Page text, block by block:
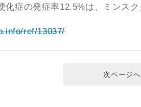
化症の発症率12.5%は、ミンス
ref/13037/
次ページ